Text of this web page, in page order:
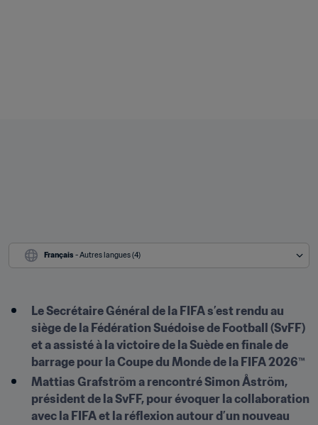
Français - Autres langues (4)
Le Secrétaire Général de la FIFA s’est rendu au
siège de la Fédération Suédoise de Football (SvFF)
et a assisté à la victoire de la Suède en finale de
barrage pour la Coupe du Monde de la FIFA 2026™
Mattias Grafström a rencontré Simon Åström,
président de la SvFF, pour évoquer la collaboration
avec la FIFA et la réflexion autour d’un nouveau